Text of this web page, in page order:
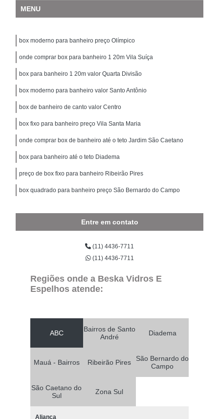
MENU
box moderno para banheiro preço Olímpico
onde comprar box para banheiro 1 20m Vila Suíça
box para banheiro 1 20m valor Quarta Divisão
box moderno para banheiro valor Santo Antônio
box de banheiro de canto valor Centro
box fixo para banheiro preço Vila Santa Maria
onde comprar box de banheiro até o teto Jardim São Caetano
box para banheiro até o teto Diadema
preço de box fixo para banheiro Ribeirão Pires
box quadrado para banheiro preço São Bernardo do Campo
Entre em contato
(11) 4436-7711
(11) 4436-7711
Regiões onde a Beska Vidros E
Espelhos atende:
ABC
Bairros de Santo
André
Diadema
Mauá - Bairros Ribeirão Pires
São Bernardo do
Campo
São Caetano do
Sul
Zona Sul
Aliança